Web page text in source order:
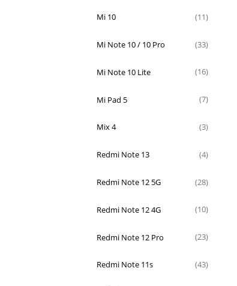
Mi 10 (11)
Mi Note 10 / 10 Pro (33)
Mi Note 10 Lite (16)
Mi Pad 5 (7)
Mix 4 (3)
Redmi Note 13 (4)
Redmi Note 12 5G (28)
Redmi Note 12 4G (10)
Redmi Note 12 Pro (23)
Redmi Note 11s (43)